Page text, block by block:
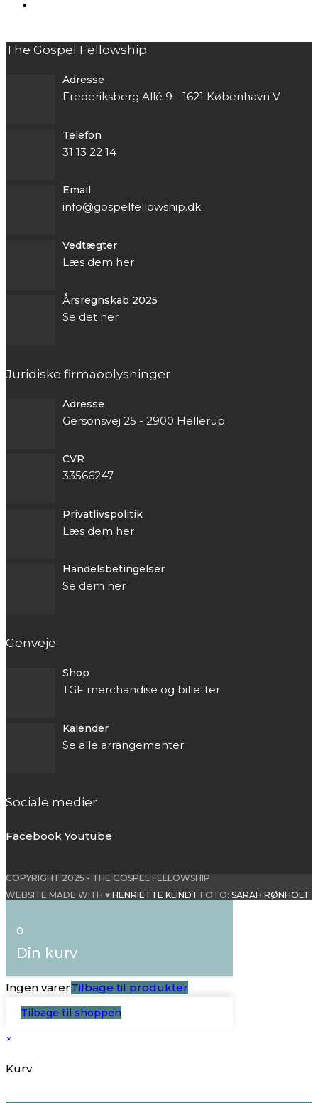
The Gospel Fellowship
Adresse
Frederiksberg Allé 9 - 1621 København V
Telefon
31 13 22 14
Email
info@gospelfellowship.dk
Vedtægter
Læs dem her
Årsregnskab 2025
Se det her
Juridiske firmaoplysninger
Adresse
Gersonsvej 25 - 2900 Hellerup
CVR
33566247
Privatlivspolitik
Læs dem her
Handelsbetingelser
Se dem her
Genveje
Shop
TGF merchandise og billetter
Kalender
Se alle arrangementer
Sociale medier
Facebook Youtube
COPYRIGHT 2025 - THE GOSPEL FELLOWSHIP
WEBSITE MADE WITH ♥ HENRIETTE KLINDT FOTO: SARAH RØNHOLT
0
Din kurv
Ingen varerTilbage til produkter
Tilbage til shoppen
×
Kurv